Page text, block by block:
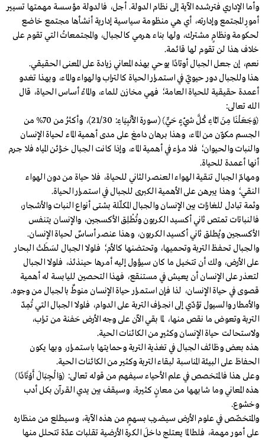
وأما الإداري فترشده الآية إلى نظام الدولة. أجل، فالدولة مؤسسة مهمتها تسيير
أمورِ المجتمع وإدارته، أي هي منظومة سياسية إدارية أنشأها مجتمع خاضع
لحكومة ونظامٍ مشترك، ولها بناء هرمي كالجبال، والمجتمعاتُ التي تقوم على
خلاف هذا لن تقوم لها قائمة.
نعم، إن جعل الجبال أوتادًا يوحي بهذه المعاني زيادة على المعنى الحقيقي.
هذا وللجبال دور حيويّ في استمرار الحياة كالتراب والهواء والماء، وبهذا تغدو
أعمدة حقيقية للحياة العامة؛ فهي مخازن للماء، والماءُ أساس الحياة، قال
الله تعالى:
﴿وَجَعَلْنَا مِنَ الْمَاءِ كُلَّ شَيْءٍ حَيٍّ﴾ (سورة الأَنْبِيَاءِ: 21/30)، وأكثرُ من 70% من
الجسم مكوّن من الماء، وهذا برهان دامغ على مدى أهمية الماء لحياة الإنسان
والنبات والحيوان؛ فلا مراء في أهمية الماء، وإذا كانت الجبال خزائن المياه فلا جرم
أنها أعمدة للحياة.
ومهامّ الجبال تنقية الهواء العنصر الثاني للحياة، فلا حياة من دون الهواء
النقي؛ وهذا يبرهن على الأهمية الكبرى للجبال في استمرار الحياة.
وثمة تبادل للغازات بين الإنسان والجبال المكلّلة بشتى أنواع النبات والأشجار،
فالنباتات تمتص ثاني أكسيد الكربون وتُطْلِق الأكسجين، والإنسان يتنفس
الأكسجين ويُطلق ثاني أكسيد الكربون، وهذا عنصر أساسٌ لحياة الإنسان.
والجبال تحفظ التربة وتحميها، وتحتضنها كالأم؛ فلولا الجبال لسَطَتْ البحار
على الأرض، ولك أن تتخيل ما كان سيؤول إليه أمرها حينذئذ، فلولا الجبال
لتعذر على الإنسان أن يعيش في مستنقع، فهذا التحصين لليابسة له أهمية
قصوى في حياة الإنسان، لذا فإن استمرار حياة الإنسان منوطٌ بالجبال من وجوه.
والأمطار والسيول تؤدّي إلى انجراف التربة على الدوام، فلولا الجبال التي تُمِدّ
التربة وتعوض ما نقص منها، لما بقي الآن على وجه الأرض حَفنة من تراب،
ولَاستحالت حياة الإنسان وكثيرٍ من الكائنات الحية.
هذه بعض وظائف الجبال في تغذية التربة وحمايتها باستمرار، وبها يكون
الحفاظ على البيئة المناسبة لبقاء التربة وكثير من الكائنات الحية.
وعلى هذا فالمتخصص في علم الأحياء سيفهم من قوله تعالى: ﴿وَالْجِبَالَ أَوْتَادًا﴾
هذه المعاني وما شابهها من معانٍ كثيرة، وسيقف بين يدي القرآن بكل أدب
وخشوع.
والمتخصّص في علوم الأرض سيضرب بسهمٍ من هذه الآية، وسيطلع من منظاره
على أمور مهمة، فلطالما يعتلج داخلَ الكرة الأرضية تقلبات عدّة تتحلل منها